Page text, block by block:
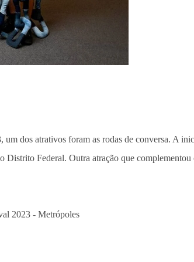
um dos atrativos foram as rodas de conversa. A
Distrito Federal. Outra atração que